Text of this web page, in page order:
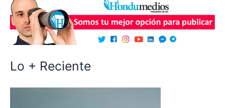
Lo + Reciente